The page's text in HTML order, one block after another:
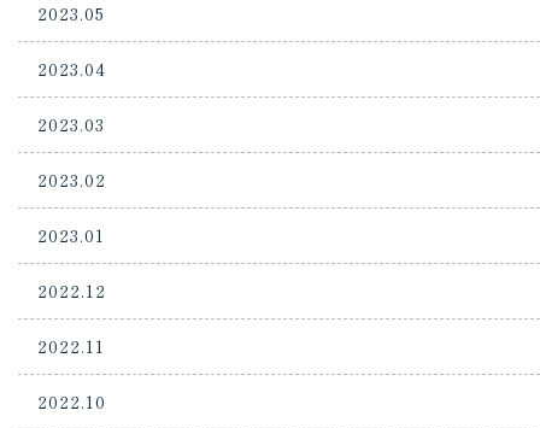
2023.05
2023.04
2023.03
2023.02
2023.01
2022.12
2022.11
2022.10